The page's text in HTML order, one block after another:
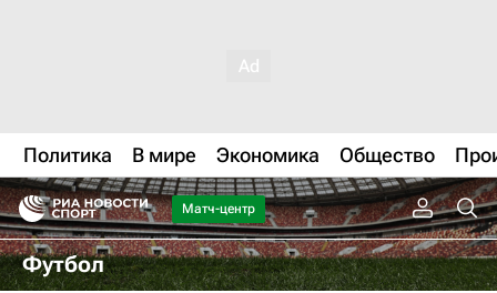
Политика В мире Экономика Общество
Матч-центр
Футбол